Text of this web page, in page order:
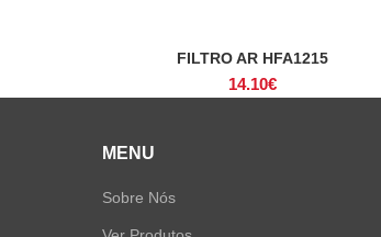
ADICIONAR
FILTRO AR HFA1215
14.10€
MENU
Sobre Nós